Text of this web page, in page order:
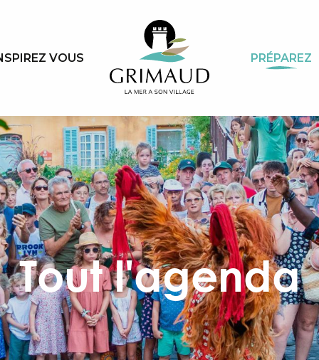
VOUS PRÉPAREZ
Tout l'agenda